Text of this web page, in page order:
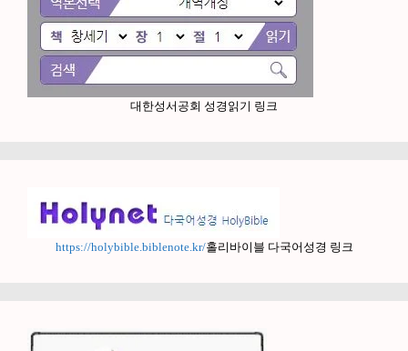
대한성서공회 성경읽기 링크
https://holybible.biblenote.kr/홀리바이블 다국어성경 링크